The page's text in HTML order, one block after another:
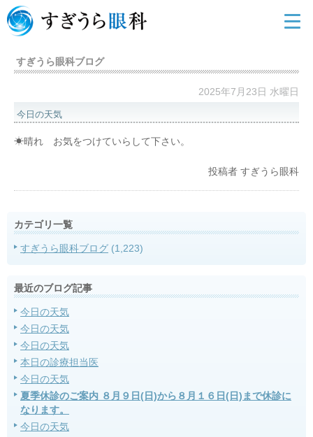
すぎうら眼科ブログ
2025年7月23日 水曜日
今日の天気
☀晴れ お気をつけていらして下さい。
投稿者 すぎうら眼科
カテゴリ一覧
すぎうら眼科ブログ (1,223)
最近のブログ記事
今日の天気
今日の天気
今日の天気
本日の診療担当医
今日の天気
夏季休診のご案内 ８月９日(日)から８月１６日(日)まで休診に
なります。
今日の天気